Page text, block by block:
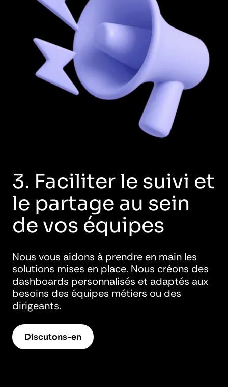
3. Faciliter le suivi et
le partage au sein
de vos équipes
Nous vous aidons à prendre en main les
solutions mises en place. Nous créons des
dashboards personnalisés et adaptés aux
besoins des équipes métiers ou des
dirigeants.
Discutons-en